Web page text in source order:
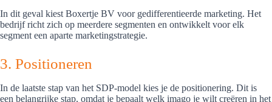
In dit geval kiest Boxertje BV voor gedifferentieerde marketing. Het
bedrijf richt zich op meerdere segmenten en ontwikkelt voor elk
segment een aparte marketingstrategie.
3. Positioneren
In de laatste stap van het SDP-model kies je de positionering. Dit is
een belangrijke stap, omdat je bepaalt welk imago je wilt creëren in het